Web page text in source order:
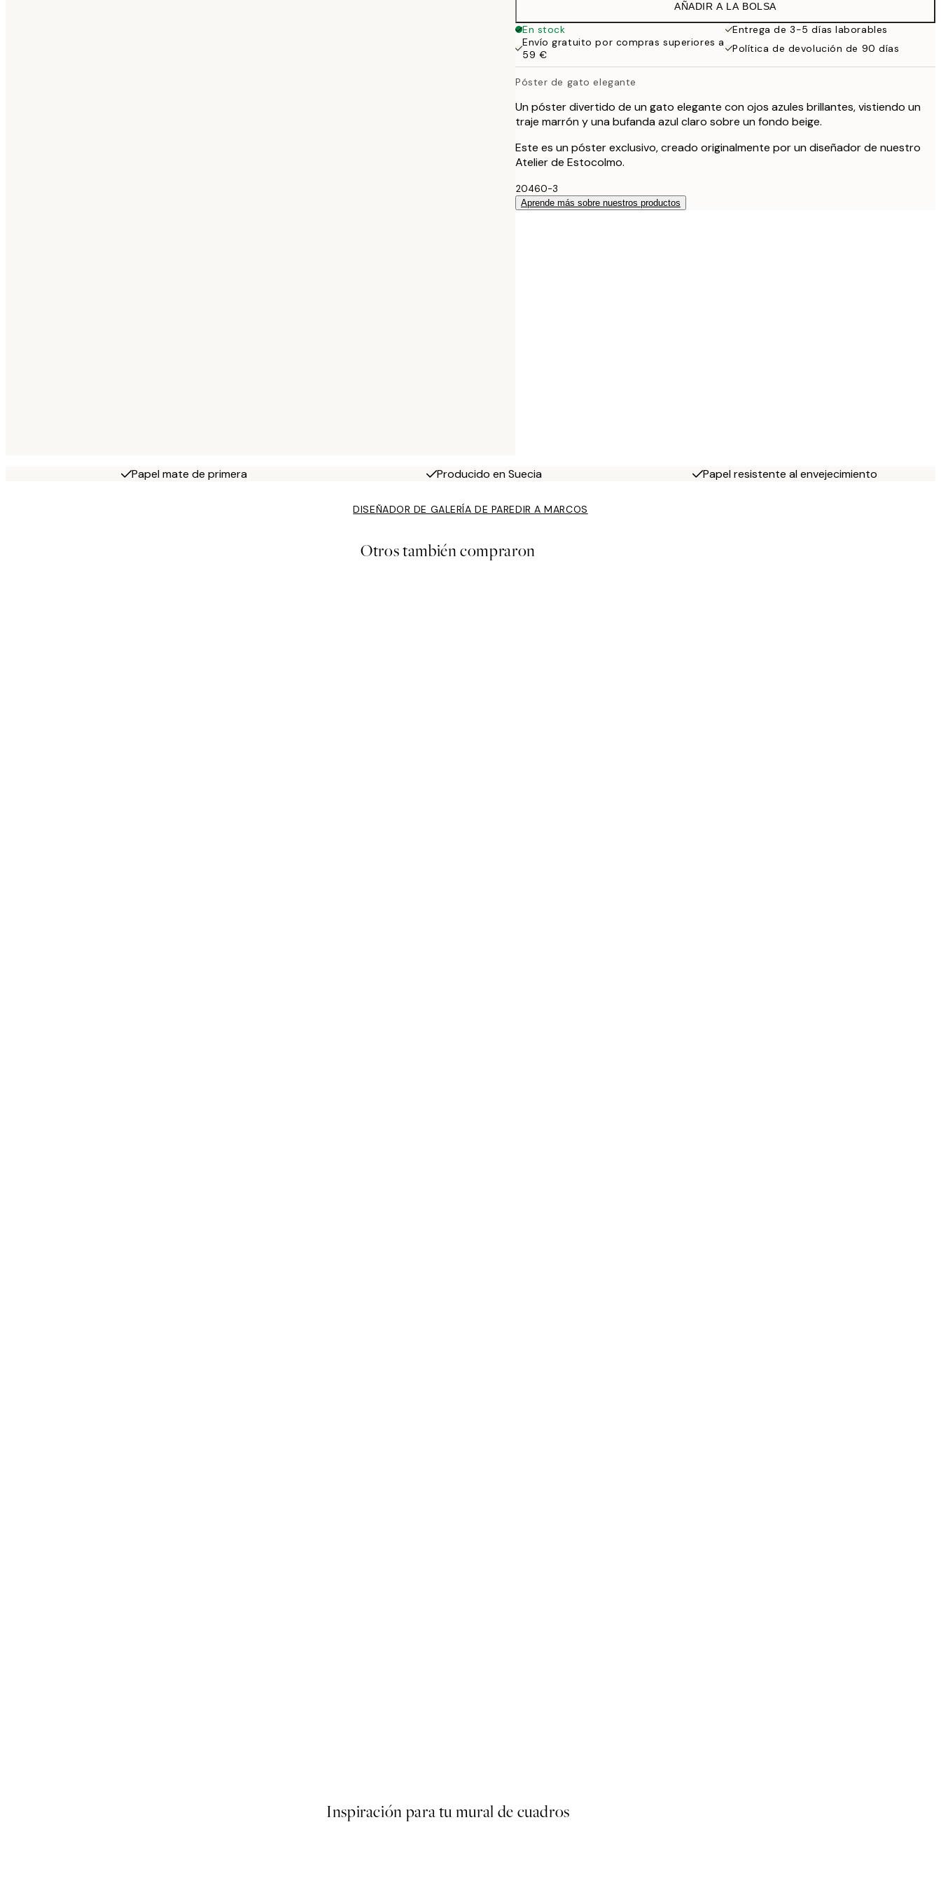
40x50 cm 27,45 €
50x70 cm
70x100 cm
AÑADIR A LA BOLSA
En stock
Entrega de 3-5 días laborables
Envío gratuito por compras superiores a
59 €
Política de devolución de 90 días
Póster de gato elegante
Un póster divertido de un gato elegante con ojos azules brillantes, vistiendo un
traje marrón y una bufanda azul claro sobre un fondo beige.
Este es un póster exclusivo, creado originalmente por un diseñador de nuestro
Atelier de Estocolmo.
20460-3
Aprende más sobre nuestros productos
Papel mate de primera Producido en Suecia Papel resistente al envejecimiento
DISEÑADOR DE GALERÍA DE PAREDIR A MARCOS
Otros también compraron
Inspiración para tu mural de cuadros